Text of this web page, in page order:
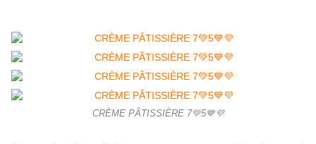
CRÈME PÂTISSIÈRE 7💚5💙💜